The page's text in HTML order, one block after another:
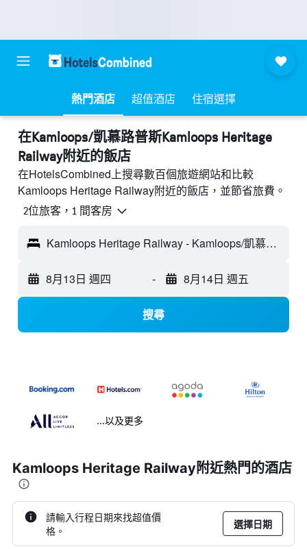
熱門酒店 超值酒店 住宿選擇
​在Kamloops/凱慕路普斯Kamloops Heritage
Railway附近​的飯店
在HotelsCombined上搜尋數百個旅遊網站和比較
Kamloops Heritage Railway附近的飯店，並節省旅費。
2位旅客，1 間客房
Kamloops Heritage Railway - Kamloops/凱慕路普斯, BC, 加拿大
8月13日 週四 - 8月14日 週五
搜尋
...以及更多
Kamloops Heritage Railway附近熱門的酒店
請輸入行程日期來找超值價
格。
選擇日期